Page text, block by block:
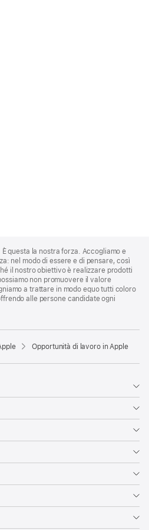
questa la nostra forza. Accogliamo e
nel modo di essere e di pensare, così
il nostro obiettivo è realizzare prodotti
non promuovere il valore
a trattare in modo equo tutti coloro
alle persone candidate ogni
Opportunità di lavoro in Apple